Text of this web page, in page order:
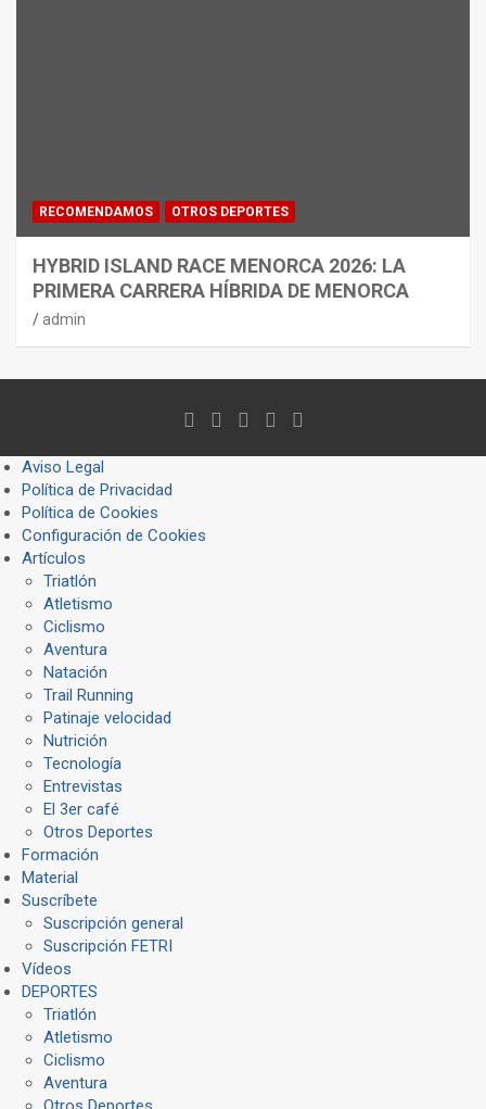
RECOMENDAMOS OTROS DEPORTES
HYBRID ISLAND RACE MENORCA 2026: LA
PRIMERA CARRERA HÍBRIDA DE MENORCA
admin
Aviso Legal
Política de Privacidad
Política de Cookies
Configuración de Cookies
Artículos
Triatlón
Atletismo
Ciclismo
Aventura
Natación
Trail Running
Patinaje velocidad
Nutrición
Tecnología
Entrevistas
El 3er café
Otros Deportes
Formación
Material
Suscríbete
Suscripción general
Suscripción FETRI
Vídeos
DEPORTES
Triatlón
Atletismo
Ciclismo
Aventura